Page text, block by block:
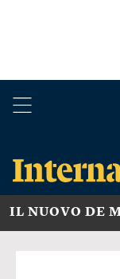
IL NUOVO DE